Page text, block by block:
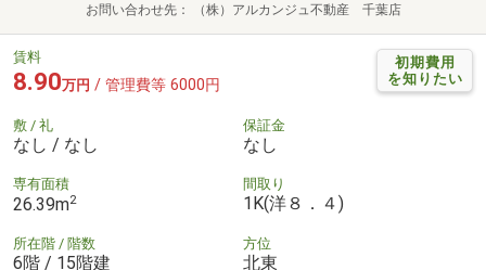
お問い合わせ先 （株）アルカンジュ不動産 千葉店
初期費用
を知りたい
賃料
8.90万円 / 管理費等 6000円
敷 / 礼
なし / なし
保証金
なし
専有面積
26.39m2
間取り
1K(洋８．４)
所在階 / 階数
6階 / 15階建
方位
北東